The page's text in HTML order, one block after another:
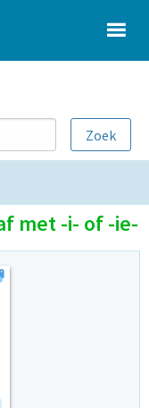
met -i- of -ie-